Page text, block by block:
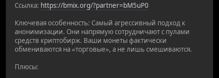
Ссылка: https://bmix.org/?partner=bM5uP0
Ключевая особенность: Самый агрессивный подход к
анонимизации. Они напрямую сотрудничают с пулами
средств криптобирж. Ваши монеты фактически
обмениваются на «торговые», а не лишь смешиваются.
Плюсы: